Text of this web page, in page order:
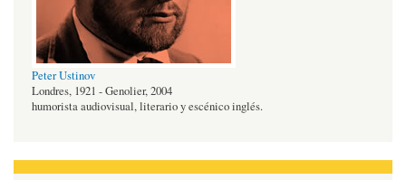
Peter Ustinov
Londres, 1921 - Genolier, 2004
humorista audiovisual, literario y escénico inglés.